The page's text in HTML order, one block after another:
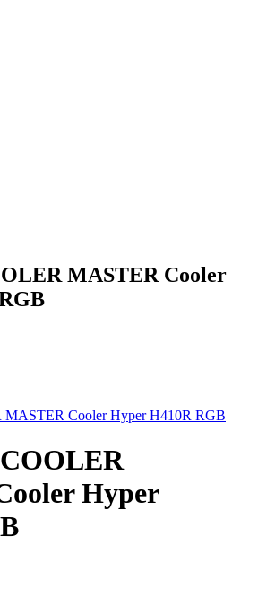
MASTER Cooler
Hyper